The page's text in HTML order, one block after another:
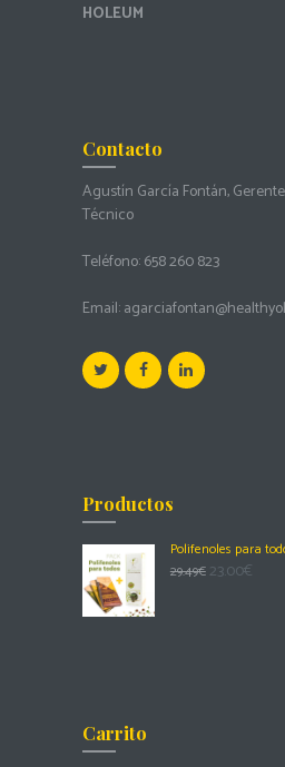
HOLEUM
Contacto
Agustín García Fontán,
Técnico
Teléfono:658 260 823
Email:
Productos
Polifenoles para
29.49€ 23.00€
Carrito